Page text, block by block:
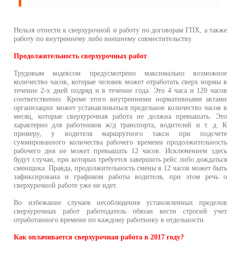
Нельзя отнести к сверхурочной и работу по договорам ГПХ, а также
работу по внутреннему либо внешнему совместительству.
Продолжительность сверхурочных работ
Трудовым кодексом предусмотрено максимально возможное
количество часов, которые человек может отработать сверх нормы в
течение 2-х дней подряд и в течение года. Это 4 часа и 120 часов
соответственно. Кроме этого внутренними нормативными актами
организации может устанавливаться предельное количество часов в
месяц, которые сверхурочная работа не должна превышать. Это
характерно для работников ж/д транспорта, водителей и т. д. К
примеру, у водителя маршрутного такси при подсчете
суммированного количества рабочего времени продолжительность
рабочего дня не может превышать 12 часов. Исключением здесь
будут случаи, при которых требуется завершить рейс либо дождаться
сменщика. Правда, продолжительность смены в 12 часов может быть
зафиксирована и графиком работы водителя, при этом речь о
сверхурочной работе уже не идет.
Во избежание случаев несоблюдения установленных пределов
сверхурочных работ работодатель обязан вести строгий учет
отработанного времени по каждому работнику в отдельности.
Как оплачивается сверхурочная работа в 2017 году?